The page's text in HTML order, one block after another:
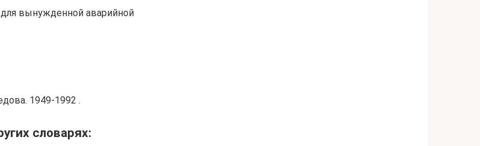
вынужденной аварийной
1949-1992 .
словарях: